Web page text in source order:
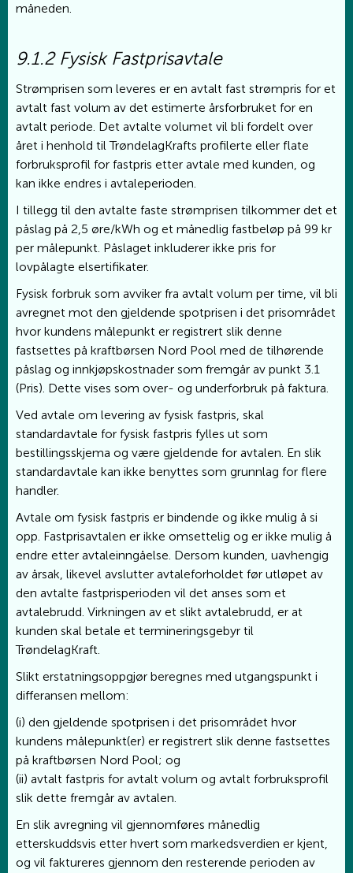
måneden.
9.1.2 Fysisk Fastprisavtale
Strømprisen som leveres er en avtalt fast strømpris for et
avtalt fast volum av det estimerte årsforbruket for en
avtalt periode. Det avtalte volumet vil bli fordelt over
året i henhold til TrøndelagKrafts profilerte eller flate
forbruksprofil for fastpris etter avtale med kunden, og
kan ikke endres i avtaleperioden.
I tillegg til den avtalte faste strømprisen tilkommer det et
påslag på 2,5 øre/kWh og et månedlig fastbeløp på 99 kr
per målepunkt. Påslaget inkluderer ikke pris for
lovpålagte elsertifikater.
Fysisk forbruk som avviker fra avtalt volum per time, vil bli
avregnet mot den gjeldende spotprisen i det prisområdet
hvor kundens målepunkt er registrert slik denne
fastsettes på kraftbørsen Nord Pool med de tilhørende
påslag og innkjøpskostnader som fremgår av punkt 3.1
(Pris). Dette vises som over- og underforbruk på faktura.
Ved avtale om levering av fysisk fastpris, skal
standardavtale for fysisk fastpris fylles ut som
bestillingsskjema og være gjeldende for avtalen. En slik
standardavtale kan ikke benyttes som grunnlag for flere
handler.
Avtale om fysisk fastpris er bindende og ikke mulig å si
opp. Fastprisavtalen er ikke omsettelig og er ikke mulig å
endre etter avtaleinngåelse. Dersom kunden, uavhengig
av årsak, likevel avslutter avtaleforholdet før utløpet av
den avtalte fastprisperioden vil det anses som et
avtalebrudd. Virkningen av et slikt avtalebrudd, er at
kunden skal betale et termineringsgebyr til
TrøndelagKraft.
Slikt erstatningsoppgjør beregnes med utgangspunkt i
differansen mellom:
(i) den gjeldende spotprisen i det prisområdet hvor
kundens målepunkt(er) er registrert slik denne fastsettes
på kraftbørsen Nord Pool; og
(ii) avtalt fastpris for avtalt volum og avtalt forbruksprofil
slik dette fremgår av avtalen.
En slik avregning vil gjennomføres månedlig
etterskuddsvis etter hvert som markedsverdien er kjent,
og vil faktureres gjennom den resterende perioden av